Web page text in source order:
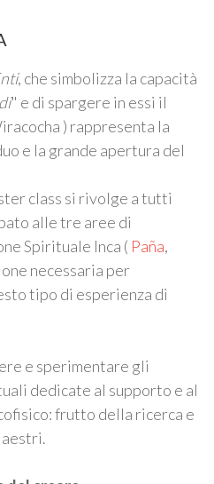
, che simbolizza la capacità
" e di spargere in essi il
) rappresenta la
e la grande apertura del
class si rivolge a tutti
alle tre aree di
Spirituale Inca ( Paña,
necessaria per
tipo di esperienza di
e sperimentare gli
dedicate al supporto e al
frutto della ricerca e